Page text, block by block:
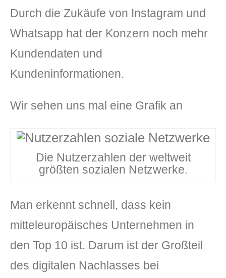
Durch die Zukäufe von Instagram und
Whatsapp hat der Konzern noch mehr
Kundendaten und
Kundeninformationen.
Wir sehen uns mal eine Grafik an
Die Nutzerzahlen der weltweit
größten sozialen Netzwerke.
Man erkennt schnell, dass kein
mitteleuropäisches Unternehmen in
den Top 10 ist. Darum ist der Großteil
des digitalen Nachlasses bei